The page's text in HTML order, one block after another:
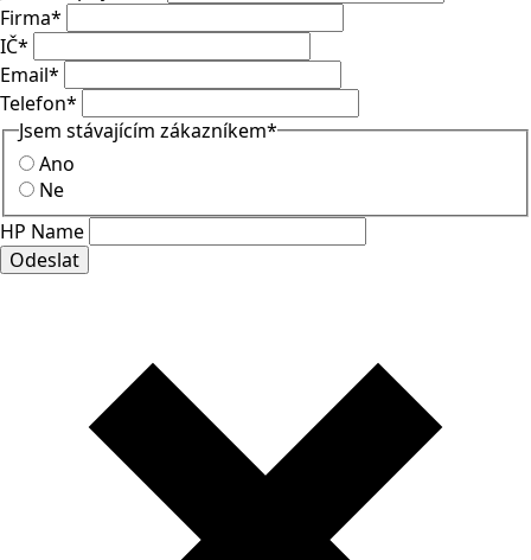
Copyright ©2026 For Future VIT s.r.o.
Vytvořilo marketingové studio
Policy
Jméno a příjmení*
Firma*
*
Email*
Telefon*
Jsem stávajícím zákazníkem
Ano